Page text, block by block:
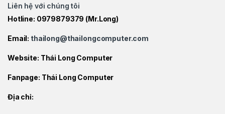
Liên hệ với chúng tôi
Hotline: 0979879379 (Mr.Long)
Email: thailong@thailongcomputer.com
Website: Thái Long Computer
Fanpage: Thái Long Computer
Địa chỉ: